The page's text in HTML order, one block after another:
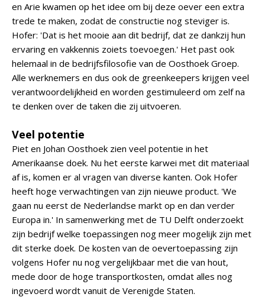
en Arie kwamen op het idee om bij deze oever een extra
trede te maken, zodat de constructie nog steviger is.
Hofer: 'Dat is het mooie aan dit bedrijf, dat ze dankzij hun
ervaring en vakkennis zoiets toevoegen.' Het past ook
helemaal in de bedrijfsfilosofie van de Oosthoek Groep.
Alle werknemers en dus ook de greenkeepers krijgen veel
verantwoordelijkheid en worden gestimuleerd om zelf na
te denken over de taken die zij uitvoeren.
Veel potentie
Piet en Johan Oosthoek zien veel potentie in het
Amerikaanse doek. Nu het eerste karwei met dit materiaal
af is, komen er al vragen van diverse kanten. Ook Hofer
heeft hoge verwachtingen van zijn nieuwe product. 'We
gaan nu eerst de Nederlandse markt op en dan verder
Europa in.' In samenwerking met de TU Delft onderzoekt
zijn bedrijf welke toepassingen nog meer mogelijk zijn met
dit sterke doek. De kosten van de oevertoepassing zijn
volgens Hofer nu nog vergelijkbaar met die van hout,
mede door de hoge transportkosten, omdat alles nog
ingevoerd wordt vanuit de Verenigde Staten.